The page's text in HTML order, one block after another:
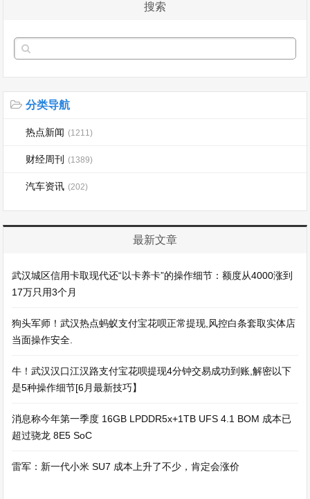
搜索
分类导航
热点新闻 (1211)
财经周刊 (1389)
汽车资讯 (202)
最新文章
武汉城区信用卡取现代还“以卡养卡”的操作细节：额度从4000涨到
17万只用3个月
狗头军师！武汉热点蚂蚁支付宝花呗正常提现,风控白条套取实体店
当面操作安全.
牛！武汉汉口江汉路支付宝花呗提现4分钟交易成功到账,解密以下
是5种操作细节[6月最新技巧】
消息称今年第一季度 16GB LPDDR5x+1TB UFS 4.1 BOM 成本已
超过骁龙 8E5 SoC
雷军：新一代小米 SU7 成本上升了不少，肯定会涨价